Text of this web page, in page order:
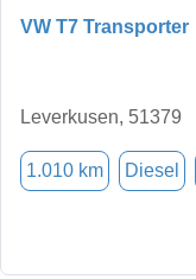
VW T7 Transporter
Leverkusen, 51379
1.010 km Diesel